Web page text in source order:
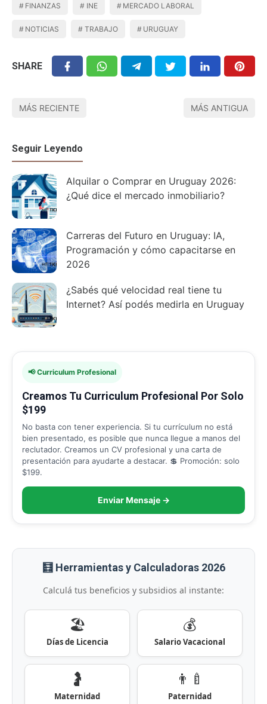
FINANZAS INE MERCADO LABORAL
NOTICIAS TRABAJO URUGUAY
SHARE
MÁS RECIENTE MÁS ANTIGUA
Seguir Leyendo
Alquilar o Comprar en Uruguay 2026:
¿Qué dice el mercado inmobiliario?
Carreras del Futuro en Uruguay: IA,
Programación y cómo capacitarse en
2026
¿Sabés qué velocidad real tiene tu
Internet? Así podés medirla en Uruguay
📢 Curriculum Profesional
Creamos Tu Curriculum Profesional Por Solo
$199
No basta con tener experiencia. Si tu currículum no está
bien presentado, es posible que nunca llegue a manos del
reclutador. Creamos un CV profesional y una carta de
presentación para ayudarte a destacar. 💲 Promoción: solo
$199.
Enviar Mensaje →
🧮 Herramientas y Calculadoras 2026
Calculá tus beneficios y subsidios al instante:
🏖️
Días de Licencia
💰
Salario Vacacional
🤰
Maternidad
👨‍🍼
Paternidad